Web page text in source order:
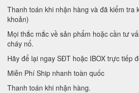
Thanh toán khi nhận hàng và đã kiểm tra
khoản)
Mọi thắc mắc về sản phẩm hoặc cần tư
cháy nổ.
Hãy để lại ngay SĐT hoặc IBOX trực tiếp
Miễn Phí Ship nhanh toàn quốc
Thanh toán khi nhận hàng.